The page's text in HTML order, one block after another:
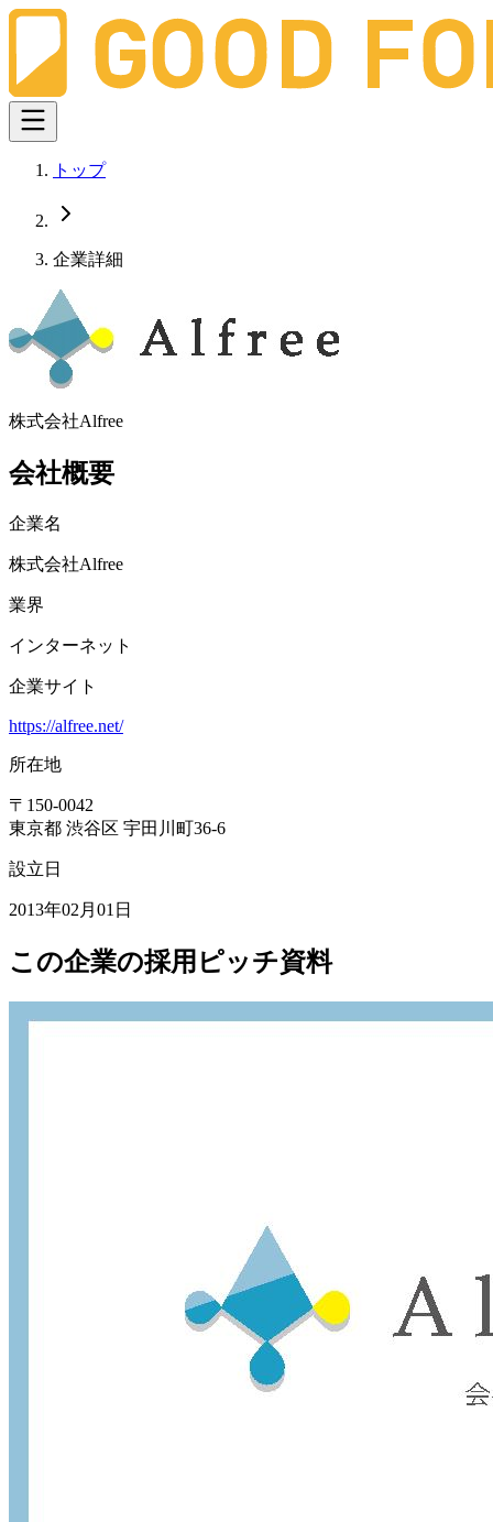
トップ
企業詳細
株式会社Alfree
会社概要
企業名
株式会社Alfree
業界
インターネット
企業サイト
https://alfree.net/
所在地
〒 150-0042
東京都 渋谷区 宇田川町36-6
設立日
2013年02月01日
この企業の採用ピッチ資料